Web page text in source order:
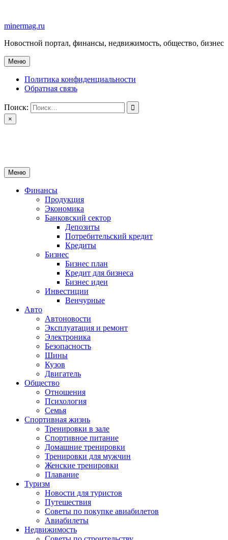
содержимому
minermag.ru
Новостной портал, финансы, недвижимость, общество, бизнес
Меню
Политика конфиденциальности
Обратная связь
Поиск:
×
Меню
Финансы
Продукция
Экономика
Банковский сектор
Депозиты
Потребительский кредит
Кредиты
Бизнес
Бизнес план
Кредит для бизнеса
Бизнес идеи
Инвестиции
Венчурные
Авто
Автоновости
Эксплуатация и ремонт
Электроника
Безопасность
Шины
Кузов
Двигатель
Общество
Отношения
Психология
Семья
Спортивная жизнь
Тренировки в зале
Спортивное питание
Домашние тренировки
Тренировки для мужчин
Женские тренировки
Плавание
Туризм
Новости для туристов
Путешествия
Советы по покупке авиабилетов
Авиабилеты
Недвижимость